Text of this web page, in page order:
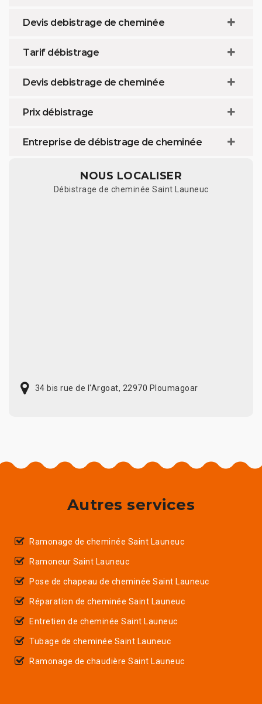
Devis debistrage de cheminée
Tarif débistrage
Devis debistrage de cheminée
Prix débistrage
Entreprise de débistrage de cheminée
NOUS LOCALISER
Débistrage de cheminée Saint Launeuc
34 bis rue de l'Argoat, 22970 Ploumagoar
Autres services
Ramonage de cheminée Saint Launeuc
Ramoneur Saint Launeuc
Pose de chapeau de cheminée Saint Launeuc
Réparation de cheminée Saint Launeuc
Entretien de cheminée Saint Launeuc
Tubage de cheminée Saint Launeuc
Ramonage de chaudière Saint Launeuc